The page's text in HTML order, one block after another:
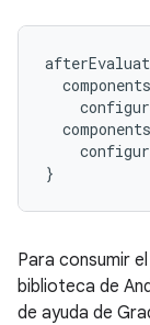
}
Para consumir
biblioteca de
de ayuda de